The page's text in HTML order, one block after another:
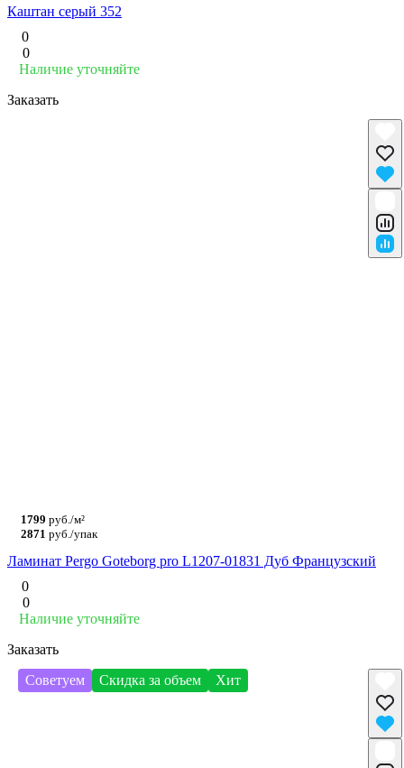
Каштан серый 352
0
0
Наличие уточняйте
Заказать
1799 руб./м²
2871 руб./упак
Ламинат Pergo Goteborg pro L1207-01831 Дуб Французский
0
0
Наличие уточняйте
Заказать
Советуем
Скидка за объем Хит